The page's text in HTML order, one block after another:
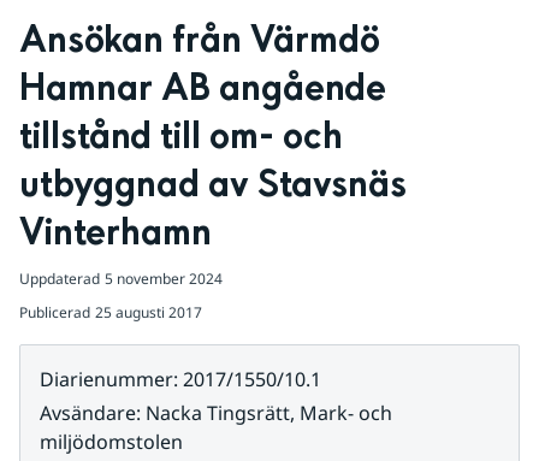
Ansökan från Värmdö
Hamnar AB angående
tillstånd till om- och
utbyggnad av Stavsnäs
Vinterhamn
Uppdaterad 5 november 2024
Publicerad 25 augusti 2017
Diarienummer: 2017/1550/10.1
Avsändare: Nacka Tingsrätt, Mark- och
miljödomstolen